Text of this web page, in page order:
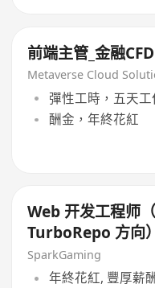
前端主管_金融CFD
Metaverse Cloud
彈性工時，五天工
酬金，年終花紅
Web 开发工程师
TurboRepo 方向）
SparkGaming
年終花紅, 豐厚薪